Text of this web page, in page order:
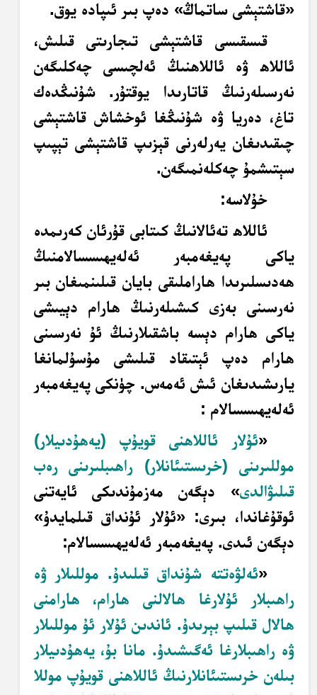
«قاشتېشى ساتماڭ» دەپ بىر ئىپادە يوق.
قىسقىسى قاشتېشى تىجارىتى قىلىش،
ئاللاھ ۋە ئاللاھنىڭ ئەلچىسى چەكلىگەن
نەرسىلەرنىڭ قاتارىدا يوقتۇر. شۇنىڭدەك
تاغ، دەريا ۋە شۇنىڭغا ئوخشاش قاشتېشى
چىقىدىغان يەرلەرنى قېزىپ قاشتېشى تېپىپ
سېتىشمۇ چەكلەنمىگەن.
خۇلاسە:
ئاللاھ تەئالانىڭ كىتابى قۇرئان كەرىمدە
ياكى پەيغەمبەر ئەلەيھىسسالامنىڭ
ھەدىسلىرىدا ھاراملىقى بايان قىلىنمىغان بىر
نەرسىنى بەزى كىشىلەرنىڭ ھارام دېيىشى
ياكى ھارام دېسە باشقىلارنىڭ ئۇ نەرسىنى
ھارام دەپ ئېتىقاد قىلىشى مۇسۇلمانغا
يارىشىدىغان ئىش ئەمەس. چۈنكى پەيغەمبەر
ئەلەيھىسسالام :
«ئۇلار ئاللاھنى قويۇپ (يەھۇدىيلار)
موللىرىنى (خرىستىئانلار) راھىبلىرىنى رەب
قىلىۋالدى» دېگەن مەزمۇندىكى ئايەتنى
ئوقۇغاندا، بىرى: «ئۇلار ئۇنداق قىلمايدۇ»
دېگەن ئىدى. پەيغەمبەر ئەلەيھىسسالام:
«ئەلۋەتتە شۇنداق قىلىدۇ. موللىلار ۋە
راھىبلار ئۇلارغا ھالالنى ھارام، ھارامنى
ھالال قىلىپ بېرىدۇ. ئاندىن ئۇلار ئۇ موللىلار
ۋە راھىبلارغا ئەگىشىدۇ. مانا بۇ، يەھۇدىيلار
بىلەن خرىستىئانلارنىڭ ئاللاھنى قويۇپ موللا